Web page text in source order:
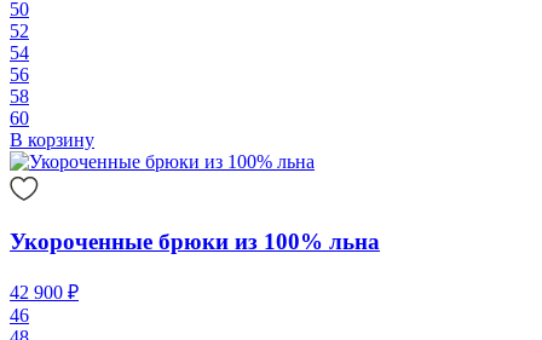
50
52
54
56
58
60
В корзину
Укороченные брюки из 100% льна
42 900 ₽
46